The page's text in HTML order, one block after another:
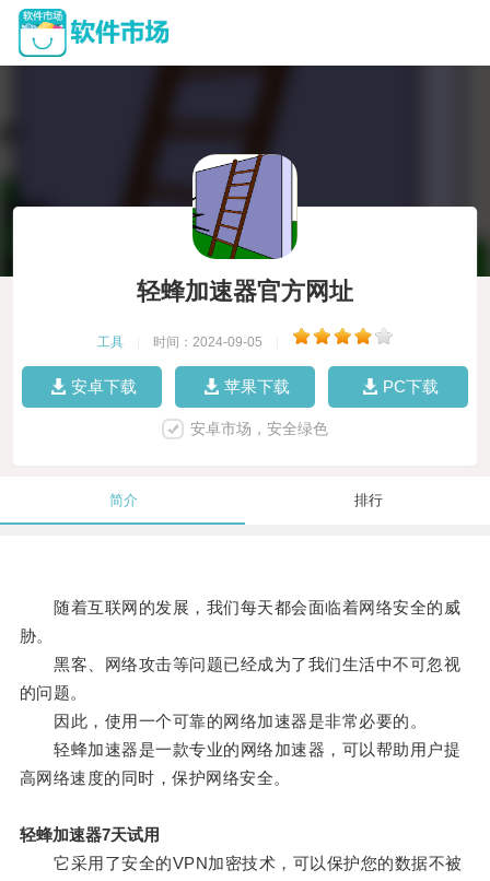
轻蜂加速器官方网址
工具 时间：2024-09-05
安卓下载 苹果下载 PC下载
安卓市场，安全绿色
简介 排行
随着互联网的发展，我们每天都会面临着网络安全的威
胁。
黑客、网络攻击等问题已经成为了我们生活中不可忽视
的问题。
因此，使用一个可靠的网络加速器是非常必要的。
轻蜂加速器是一款专业的网络加速器，可以帮助用户提
高网络速度的同时，保护网络安全。
轻蜂加速器7天试用
它采用了安全的VPN加密技术，可以保护您的数据不被